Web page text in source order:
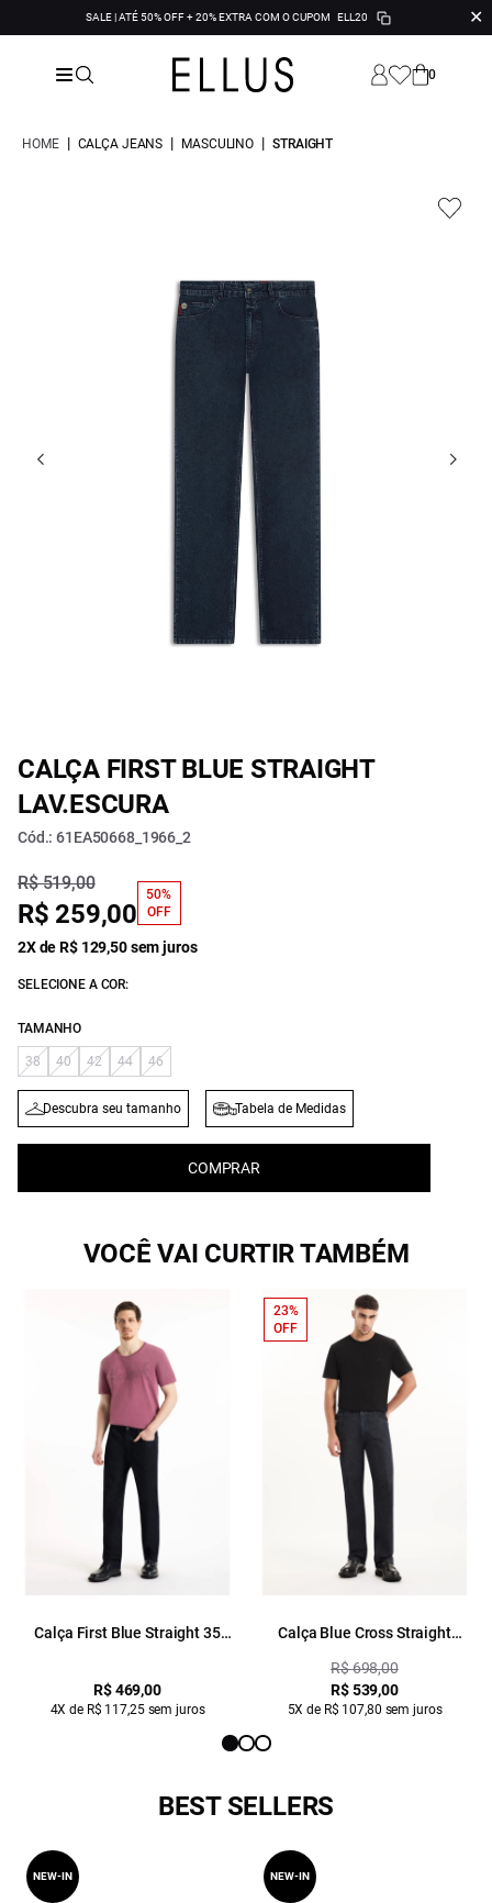
SALE | ATÉ 50% OFF + 20% EXTRA COM O CUPOM ELL20 ✕
0
HOME | CALÇA JEANS | MASCULINO | STRAIGHT
CALÇA FIRST BLUE STRAIGHT
LAV.ESCURA
Cód.: 61EA50668_1966_2
R$ 519,00
R$ 259,00
50%
OFF
2X de R$ 129,50 sem juros
SELECIONE A COR:
TAMANHO
38 40 42 44 46
Descubra seu tamanho Tabela de Medidas
COMPRAR
VOCÊ VAI CURTIR TAMBÉM
Calça First Blue Straight 35
R$ 469,00
4X de R$ 117,25 sem juros
Calça Blue Cross Straight
Resina
R$ 698,00
R$ 539,00
5X de R$ 107,80 sem juros
23%
OFF
BEST SELLERS
NEW-IN NEW-IN